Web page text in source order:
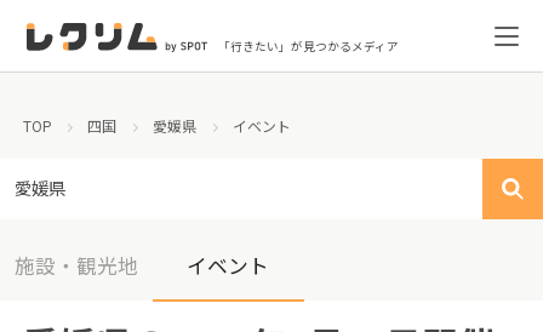
「行きたい」が見つかるメディア
TOP 四国 愛媛県 イベント
愛媛県
施設・観光地 イベント